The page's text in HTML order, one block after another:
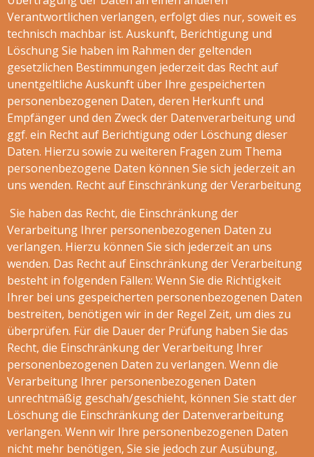
Verantwortlichen verlangen, erfolgt dies nur, soweit es
technisch machbar ist. Auskunft, Berichtigung und
Löschung Sie haben im Rahmen der geltenden
gesetzlichen Bestimmungen jederzeit das Recht auf
unentgeltliche Auskunft über Ihre gespeicherten
personenbezogenen Daten, deren Herkunft und
Empfänger und den Zweck der Datenverarbeitung und
ggf. ein Recht auf Berichtigung oder Löschung dieser
Daten. Hierzu sowie zu weiteren Fragen zum Thema
personenbezogene Daten können Sie sich jederzeit an
uns wenden. Recht auf Einschränkung der Verarbeitung
Sie haben das Recht, die Einschränkung der
Verarbeitung Ihrer personenbezogenen Daten zu
verlangen. Hierzu können Sie sich jederzeit an uns
wenden. Das Recht auf Einschränkung der Verarbeitung
besteht in folgenden Fällen: Wenn Sie die Richtigkeit
Ihrer bei uns gespeicherten personenbezogenen Daten
bestreiten, benötigen wir in der Regel Zeit, um dies zu
überprüfen. Für die Dauer der Prüfung haben Sie das
Recht, die Einschränkung der Verarbeitung Ihrer
personenbezogenen Daten zu verlangen. Wenn die
Verarbeitung Ihrer personenbezogenen Daten
unrechtmäßig geschah/geschieht, können Sie statt der
Löschung die Einschränkung der Datenverarbeitung
verlangen. Wenn wir Ihre personenbezogenen Daten
nicht mehr benötigen, Sie sie jedoch zur Ausübung,